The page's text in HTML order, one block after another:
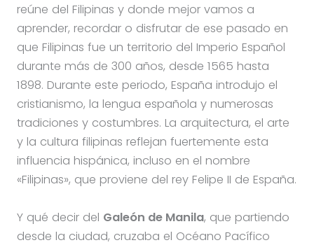
reúne del Filipinas y donde mejor vamos a
aprender, recordar o disfrutar de ese pasado en
que Filipinas fue un territorio del Imperio Español
durante más de 300 años, desde 1565 hasta
1898. Durante este periodo, España introdujo el
cristianismo, la lengua española y numerosas
tradiciones y costumbres. La arquitectura, el arte
y la cultura filipinas reflejan fuertemente esta
influencia hispánica, incluso en el nombre
«Filipinas», que proviene del rey Felipe II de España.
Y qué decir del Galeón de Manila, que partiendo
desde la ciudad, cruzaba el Océano Pacífico